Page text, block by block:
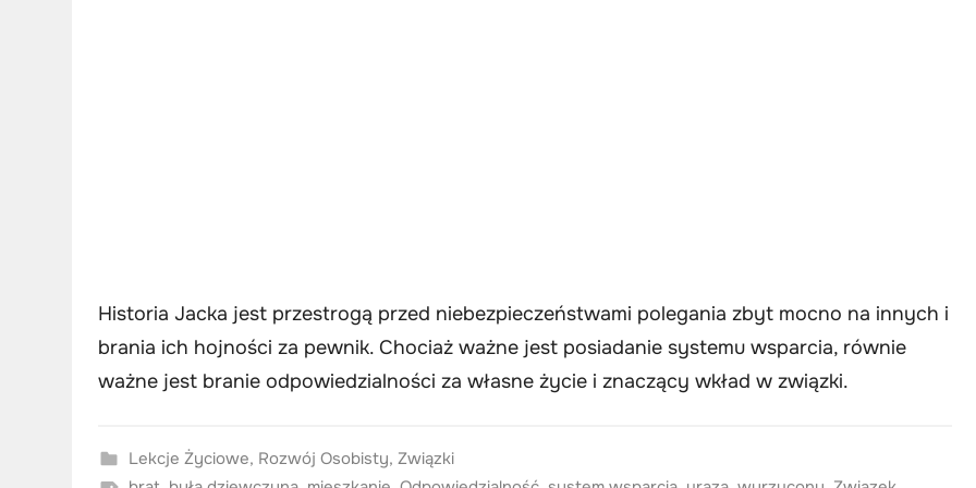
Historia Jacka jest przestrogą przed niebezpieczeństwami polegania zbyt mocno na innych i
brania ich hojności za pewnik. Chociaż ważne jest posiadanie systemu wsparcia, równie
ważne jest branie odpowiedzialności za własne życie i znaczący wkład w związki.
Lekcje Życiowe, Rozwój Osobisty, Związki